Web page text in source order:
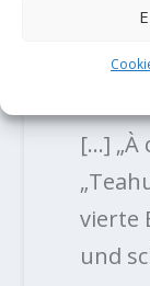
im
Loïc
[…] „À
vierte
und